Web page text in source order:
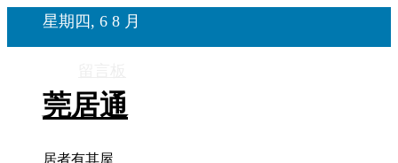
星期四, 6 8 月
莞居通
居者有其屋